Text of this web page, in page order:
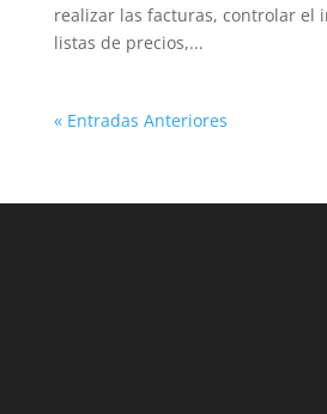
realizar las facturas, controlar el
listas de precios,...
« Entradas Anteriores